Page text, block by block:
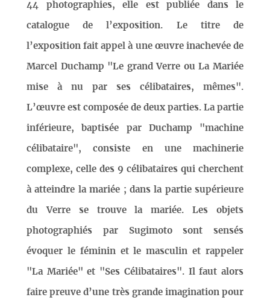
44 photographies, elle est publiée dans le
catalogue de l’exposition. Le titre de
l’exposition fait appel à une œuvre inachevée de
Marcel Duchamp "Le grand Verre ou La Mariée
mise à nu par ses célibataires, mêmes".
L’œuvre est composée de deux parties. La partie
inférieure, baptisée par Duchamp "machine
célibataire", consiste en une machinerie
complexe, celle des 9 célibataires qui cherchent
à atteindre la mariée ; dans la partie supérieure
du Verre se trouve la mariée. Les objets
photographiés par Sugimoto sont sensés
évoquer le féminin et le masculin et rappeler
"La Mariée" et "Ses Célibataires". Il faut alors
faire preuve d’une très grande imagination pour